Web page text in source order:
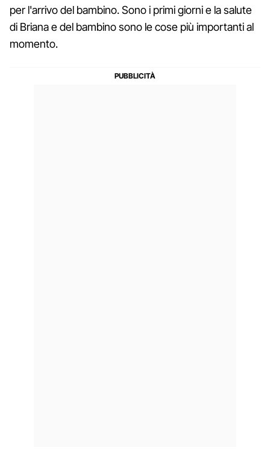
per l'arrivo del bambino. Sono i primi giorni e la salute
di Briana e del bambino sono le cose più importanti al
momento.